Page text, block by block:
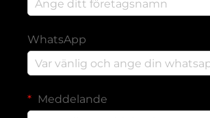
WhatsApp
Meddelande